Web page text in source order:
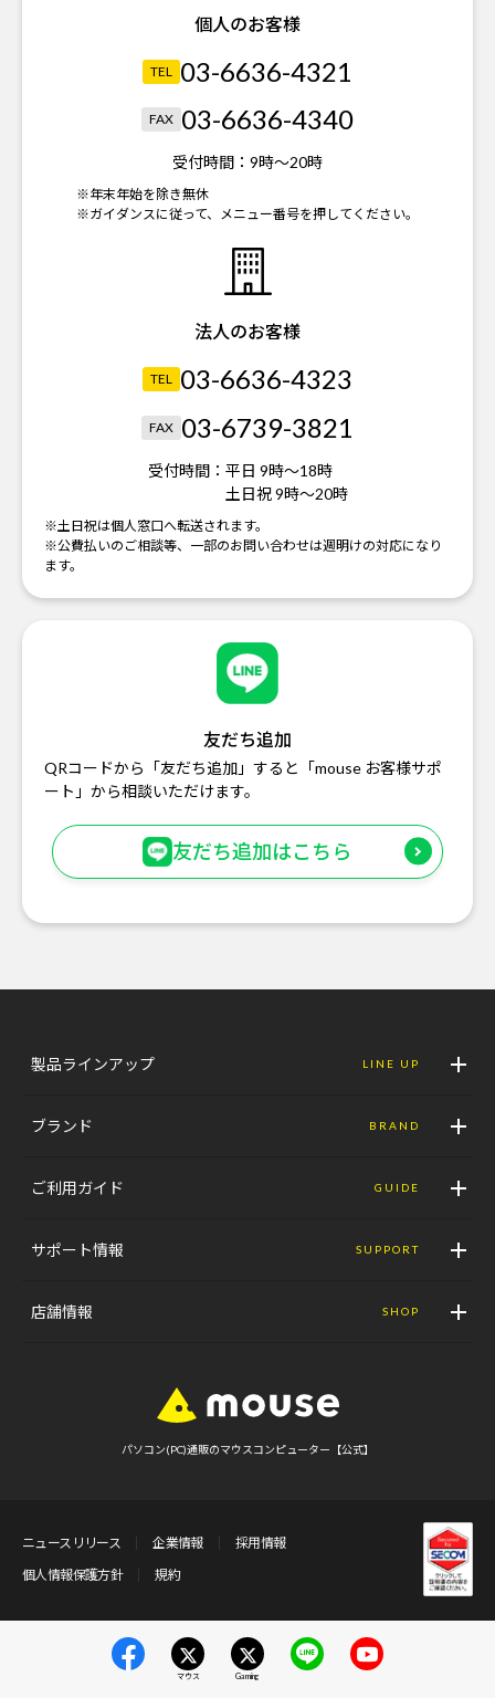
個人のお客様
TEL 03-6636-4321
FAX 03-6636-4340
受付時間： 9時～20時
※年末年始を除き無休
※ガイダンスに従って、メニュー番号を押してください。
法人のお客様
TEL 03-6636-4323
FAX 03-6739-3821
受付時間： 平日 9時～18時
土日祝 9時～20時
※土日祝は個人窓口へ転送されます。
※公費払いのご相談等、一部のお問い合わせは週明けの対応になり
ます。
友だち追加
QRコードから「友だち追加」すると「mouse お客様サポ
ート」から相談いただけます。
友だち追加はこちら
製品ラインアップ LINE UP
ブランド BRAND
ご利用ガイド GUIDE
サポート情報 SUPPORT
店舗情報 SHOP
パソコン(PC)通販のマウスコンピューター【公式】
ニュースリリース 企業情報
採用情報
個人情報保護方針
規約
マウス Gaming